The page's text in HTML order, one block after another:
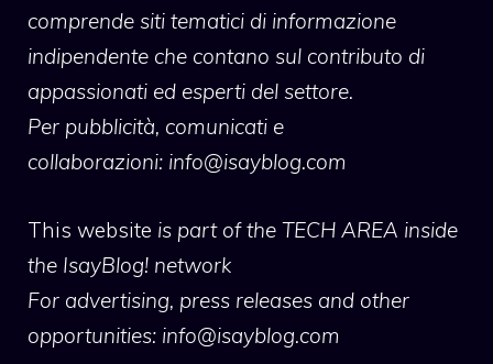
comprende siti tematici di informazione
indipendente che contano sul contributo di
appassionati ed esperti del settore.
Per pubblicità, comunicati e
collaborazioni: info@isayblog.com
This website is part of the TECH AREA inside
the IsayBlog! network
For advertising, press releases and other
opportunities: info@isayblog.com